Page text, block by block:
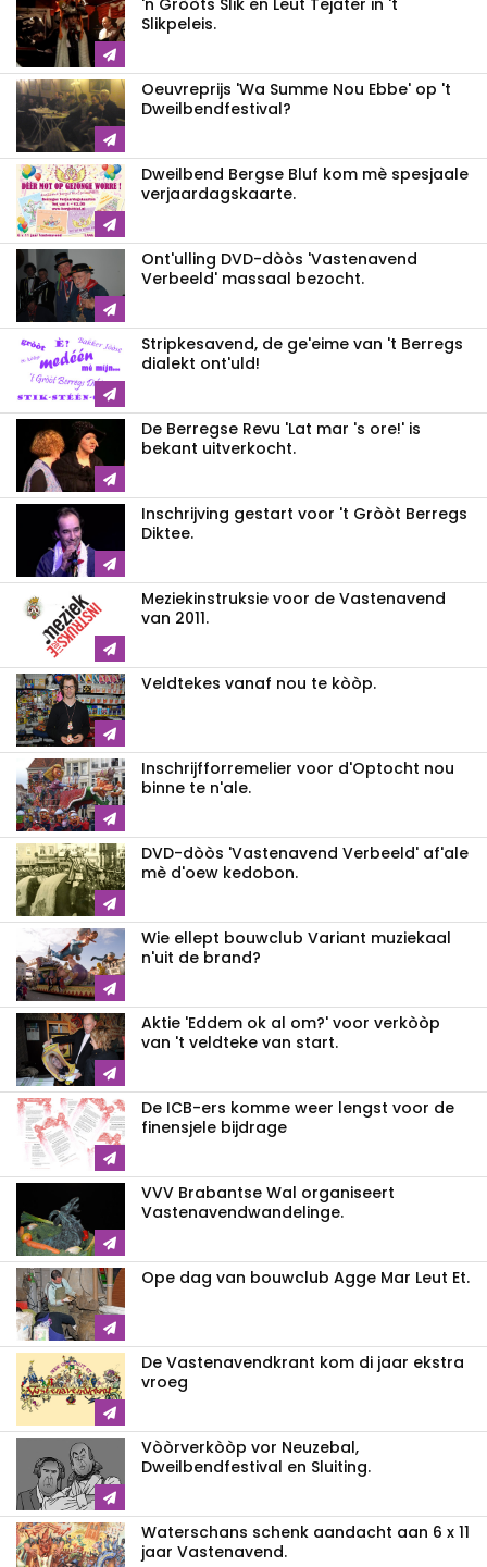
'n Gròòts Slik en Leut Tejater in 't
Slikpeleis.
Oeuvreprijs 'Wa Summe Nou Ebbe' op 't
Dweilbendfestival?
Dweilbend Bergse Bluf kom mè spesjaale
verjaardagskaarte.
Ont'ulling DVD-dòòs 'Vastenavend
Verbeeld' massaal bezocht.
Stripkesavend, de ge'eime van 't Berregs
dialekt ont'uld!
De Berregse Revu 'Lat mar 's ore!' is
bekant uitverkocht.
Inschrijving gestart voor 't Gròòt Berregs
Diktee.
Meziekinstruksie voor de Vastenavend
van 2011.
Veldtekes vanaf nou te kòòp.
Inschrijfforremelier voor d'Optocht nou
binne te n'ale.
DVD-dòòs 'Vastenavend Verbeeld' af'ale
mè d'oew kedobon.
Wie ellept bouwclub Variant muziekaal
n'uit de brand?
Aktie 'Eddem ok al om?' voor verkòòp
van 't veldteke van start.
De ICB-ers komme weer lengst voor de
finensjele bijdrage
VVV Brabantse Wal organiseert
Vastenavendwandelinge.
Ope dag van bouwclub Agge Mar Leut Et.
De Vastenavendkrant kom di jaar ekstra
vroeg
Vòòrverkòòp vor Neuzebal,
Dweilbendfestival en Sluiting.
Waterschans schenk aandacht aan 6 x 11
jaar Vastenavend.